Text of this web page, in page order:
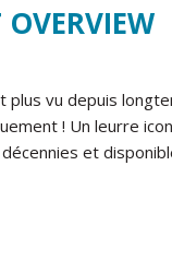
plus vu depuis
! Un leurre
et